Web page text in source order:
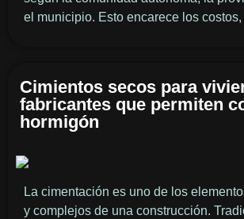
el municipio. Esto encarece los
Cimientos secos para
fabricantes que permiten
hormigón
La cimentación es uno de los
y complejos de una construcción.